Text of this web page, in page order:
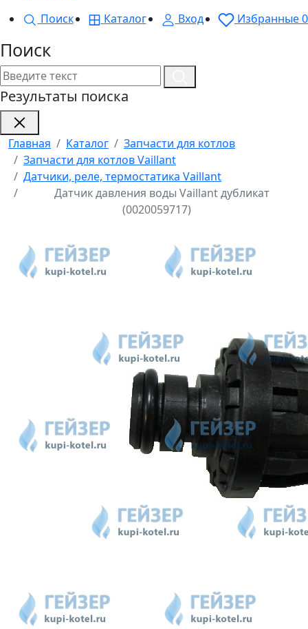
Поиск
Каталог Вход Избранные0
Поиск
Результаты поиска
Главная Каталог
Запчасти для котлов
Запчасти для котлов Vaillant
Датчики, реле, термостатика Vaillant
Датчик давления воды Vaillant дубликат
(0020059717)